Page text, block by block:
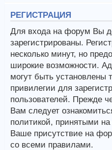
РЕГИСТРАЦИЯ
Для входа на форум Вы
зарегистрированы.
несколько минут, но
широкие возможности.
могут быть установлены
привилегии для
пользователей. Прежде
Вам следует
политикой, принятыми
Ваше присутствие на
со всеми правилами.